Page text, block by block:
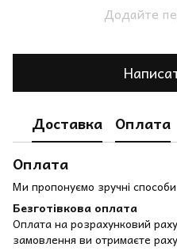
Додайте
Доставка Оплата
Оплата
Ми пропонуємо зручні
Безготівкова оплата
Оплата на розрахунковий
замовлення ви отримаєте